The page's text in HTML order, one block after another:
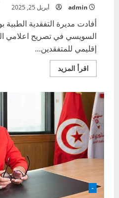
admin أبريل 25, 2025
أفادت مديرة التفقدية الطبية
السويسي في تصريح اعلامي
إقليمي للمتفقدين...
اقرأ المزيداقرأ
المزيد
الطبيّة
بوزارة
الصحة
:
مرضى
القصور
الكلوي
في
تزايد
يوما
بعد
-